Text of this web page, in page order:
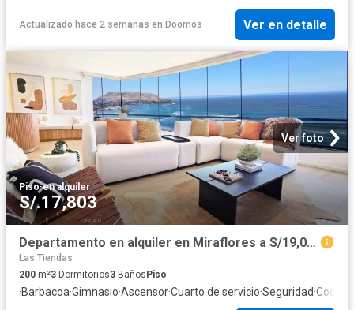
Actualizado hace 2 semanas en Doomos Ver en detalle
Ver foto
Piso·en alquiler
S/.17,803
Departamento en alquiler en Miraflores a S/19,000 al mes
Las Tiendas
200 m²3 Dormitorios3 Baños Piso
·Barbacoa·Gimnasio·Ascensor·Cuarto de servicio·Seguridad·Cocina